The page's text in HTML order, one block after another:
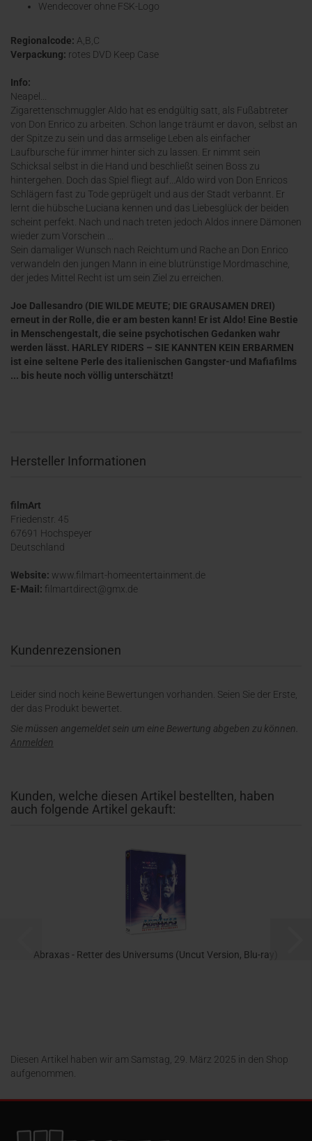
Wendecover ohne FSK-Logo
Regionalcode: A,B,C
Verpackung: rotes DVD Keep Case
Info:
Neapel...
Zigarettenschmuggler Aldo hat es endgültig satt, als Fußabtreter
von Don Enrico zu arbeiten. Schon lange träumt er davon, selbst an
der Spitze zu sein und das armselige Leben als einfacher
Laufbursche für immer hinter sich zu lassen. Er nimmt sein
Schicksal selbst in die Hand und beschließt seinen Boss zu
hintergehen. Doch das Spiel fliegt auf...Aldo wird von Don Enricos
Schlägern fast zu Tode geprügelt und aus der Stadt verbannt. Er
lernt die hübsche Luciana kennen und das Liebesglück der beiden
scheint perfekt. Nach und nach treten jedoch Aldos innere Dämonen
wieder zum Vorschein ...
Sein damaliger Wunsch nach Reichtum und Rache an Don Enrico
verwandeln den jungen Mann in eine blutrünstige Mordmaschine,
der jedes Mittel Recht ist um sein Ziel zu erreichen.
Joe Dallesandro (DIE WILDE MEUTE; DIE GRAUSAMEN DREI)
erneut in der Rolle, die er am besten kann! Er ist Aldo! Eine Bestie
in Menschengestalt, die seine psychotischen Gedanken wahr
werden lässt. HARLEY RIDERS – SIE KANNTEN KEIN ERBARMEN
ist eine seltene Perle des italienischen Gangster-und Mafiafilms
... bis heute noch völlig unterschätzt!
Hersteller Informationen
filmArt
Friedenstr. 45
67691 Hochspeyer
Deutschland
Website: www.filmart-homeentertainment.de
E-Mail: filmartdirect@gmx.de
Kundenrezensionen
Leider sind noch keine Bewertungen vorhanden. Seien Sie der Erste,
der das Produkt bewertet.
Sie müssen angemeldet sein um eine Bewertung abgeben zu können.
Anmelden
Kunden, welche diesen Artikel bestellten, haben
auch folgende Artikel gekauft:
Abraxas - Retter des Universums (Uncut Version, Blu-ray)
Diesen Artikel haben wir am Samstag, 29. März 2025 in den Shop
aufgenommen.